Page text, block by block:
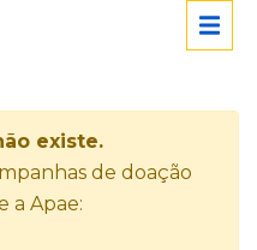
existe.
de doação
a Apae: